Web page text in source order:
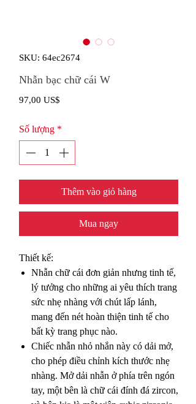
SKU: 64ec2674
Nhẫn bạc chữ cái W
97,00 US$
Số lượng *
Thêm vào giỏ hàng
Mua ngay
Thiết kế:
Nhẫn chữ cái đơn giản nhưng tinh tế,
lý tưởng cho những ai yêu thích trang
sức nhẹ nhàng với chút lấp lánh,
mang đến nét hoàn thiện tinh tế cho
bất kỳ trang phục nào.
Chiếc nhẫn nhỏ nhắn này có dải mở,
cho phép điều chỉnh kích thước nhẹ
nhàng. Mở dải nhẫn ở phía trên ngón
tay, một bên là chữ cái đính đá zircon,